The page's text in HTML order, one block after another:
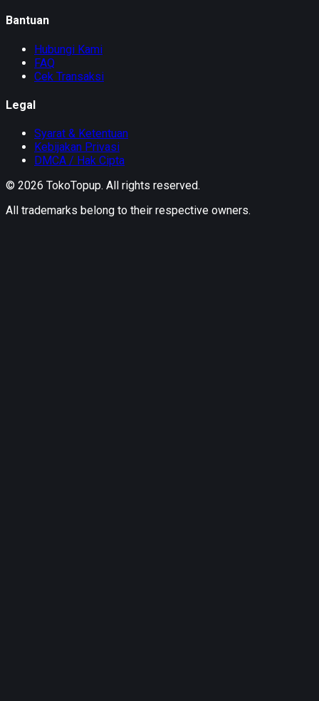
Bantuan
Hubungi Kami
FAQ
Cek Transaksi
Legal
Syarat & Ketentuan
Kebijakan Privasi
DMCA / Hak Cipta
© 2026 TokoTopup. All rights reserved.
All trademarks belong to their respective owners.